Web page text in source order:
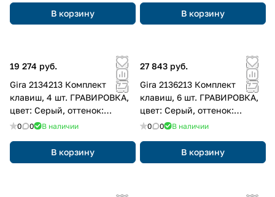
В корзину В корзину
19 274 руб.
Gira 2134213 Комплект
клавиш, 4 шт. ГРАВИРОВКА,
цвет: Серый, оттенок:
Алюминиевый
0 0 В наличии
В корзину
27 843 руб.
Gira 2136213 Комплект
клавиш, 6 шт. ГРАВИРОВКА,
цвет: Серый, оттенок:
Алюминиевый
0 0 В наличии
В корзину